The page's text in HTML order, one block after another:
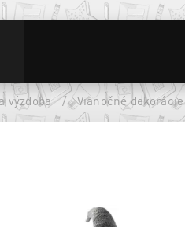
výzdoba / Vianočné dekorácie